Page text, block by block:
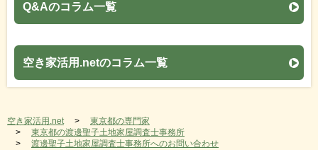
Q&Aのコラム一覧
空き家活用.netのコラム一覧
空き家活用.net
東京都の専門家
東京都の渡邊聖子土地家屋調査士事務所
渡邊聖子土地家屋調査士事務所へのお問い合わせ